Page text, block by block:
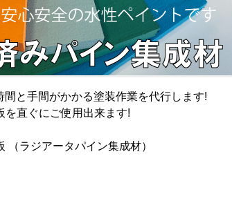
と手間がかかる塗装作業を代行します!
を直ぐにご使用出来ます!
（ラジアータパイン集成材）